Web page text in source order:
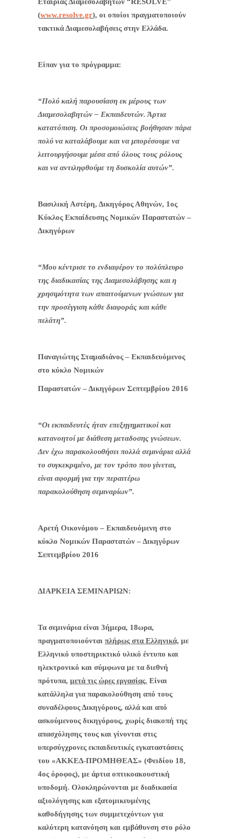
(www.resolve.gr), οι οποίοι πραγματοποιούν
τακτικά Διαμεσολαβήσεις στην Ελλάδα.
Είπαν για το πρόγραμμα:
“Πολύ καλή παρουσίαση εκ μέρους των
Διαμεσολαβητών – Εκπαιδευτών. Άρτια
κατατόπιση. Οι προσομοιώσεις βοήθησαν πάρα
πολύ να καταλάβουμε και να μπορέσουμε να
λειτουργήσουμε μέσα από όλους τους ρόλους
και να αντιληφθούμε τη δυσκολία αυτών”.
Βασιλική Αστέρη, Δικηγόρος Αθηνών, 1ος
Κύκλος Εκπαίδευσης Νομικών Παραστατών –
Δικηγόρων
“Μου κέντρισε το ενδιαφέρον το πολύπλευρο
της διαδικασίας της Διαμεσολάβησης και η
χρησιμότητα των απαιτούμενων γνώσεων για
την προσέγγιση κάθε διαφοράς και κάθε
πελάτη”.
Παναγιώτης Σταμαδιάνος – Εκπαιδευόμενος
στο κύκλο Νομικών
Παραστατών – Δικηγόρων Σεπτεμβρίου 2016
“Οι εκπαιδευτές ήταν επεξηγηματικοί και
κατανοητοί με διάθεση μεταδοσης γνώσεων.
Δεν έχω παρακολουθήσει πολλά σεμινάρια αλλά
το συγκεκριμένο, με τον τρόπο που γίνεται,
είναι αφορμή για την περαιτέρω
παρακολούθηση σεμιναρίων”.
Αρετή Οικονόμου – Εκπαιδευόμενη στο
κύκλο Νομικών Παραστατών – Δικηγόρων
Σεπτεμβρίου 2016
ΔΙΑΡΚΕΙΑ ΣΕΜΙΝΑΡΙΩΝ:
Τα σεμινάρια είναι 3ήμερα, 18ωρα,
πραγματοποιούνται πλήρως στα Ελληνικά, με
Ελληνικό υποστηρικτικό υλικό έντυπο και
ηλεκτρονικό και σύμφωνα με τα διεθνή
πρότυπα, μετά τις ώρες εργασίας. Είναι
κατάλληλα για παρακολούθηση από τους
συναδέλφους Δικηγόρους, αλλά και από
ασκούμενους δικηγόρους, χωρίς διακοπή της
απασχόλησης τους και γίνονται στις
υπερσύγχρονες εκπαιδευτικές εγκαταστάσεις
του «ΑΚΚΕΔ-ΠΡΟΜΗΘΕΑΣ» (Φειδίου 18,
4ος όροφος), με άρτια οπτικοακουστική
υποδομή. Ολοκληρώνονται με διαδικασία
αξιολόγησης και εξατομικευμένης
καθοδήγησης των συμμετεχόντων για
καλύτερη κατανόηση και εμβάθυνση στο ρόλο